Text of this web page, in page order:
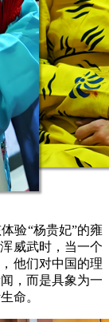
验“杨贵妃”的雍
威武时，当一个
他们对中国的理
，而是具象为一
命。